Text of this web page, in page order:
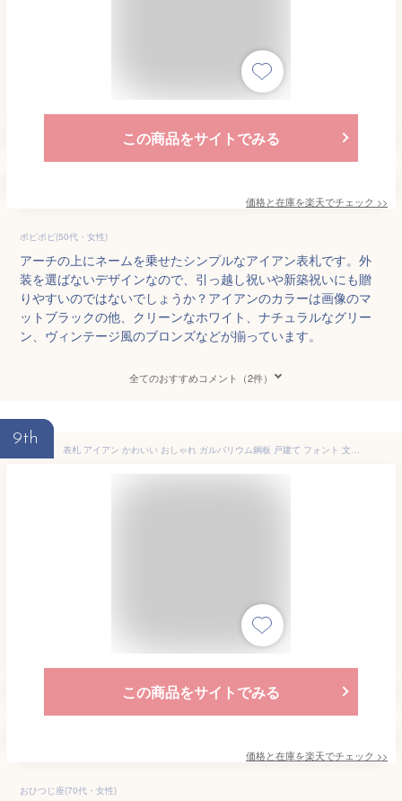
この商品をサイトでみる
価格と在庫を楽天でチェック >>
ポピポピ(50代・女性)
アーチの上にネームを乗せたシンプルなアイアン表札です。外
装を選ばないデザインなので、引っ越し祝いや新築祝いにも贈
りやすいのではないでしょうか？アイアンのカラーは画像のマ
ットブラックの他、クリーンなホワイト、ナチュラルなグリー
ン、ヴィンテージ風のブロンズなどが揃っています。
全てのおすすめコメント（2件）
9th
表札 アイアン かわいい おしゃれ ガルバリウム鋼板 戸建て フォント 文字 字体 葉 蔓 送料無料 鉄製 シンプル マグネットタイプ つると葉をモチーフにしたサインプレート アイアン表札 戸建 新築 お祝い ギフト に最適！
この商品をサイトでみる
価格と在庫を楽天でチェック >>
おひつじ座(70代・女性)